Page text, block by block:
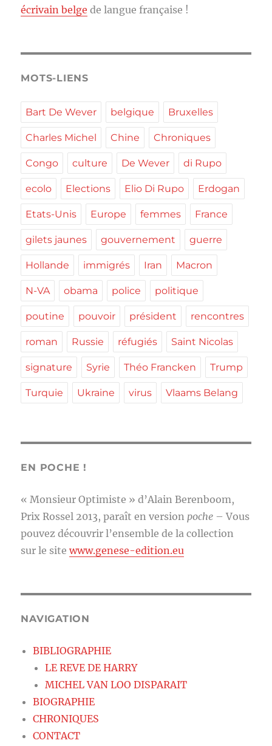
écrivain belge de langue française !
MOTS-LIENS
Bart De Wever belgique Bruxelles
Charles Michel Chine Chroniques
Congo culture De Wever di Rupo
ecolo Elections Elio Di Rupo Erdogan
Etats-Unis Europe femmes France
gilets jaunes gouvernement guerre
Hollande immigrés Iran Macron
N-VA obama police politique
poutine pouvoir président rencontres
roman Russie réfugiés Saint Nicolas
signature Syrie Théo Francken Trump
Turquie Ukraine virus Vlaams Belang
EN POCHE !
« Monsieur Optimiste » d’Alain Berenboom,
Prix Rossel 2013, paraît en version poche – Vous
pouvez découvrir l’ensemble de la collection
sur le sitewww.genese-edition.eu
NAVIGATION
BIBLIOGRAPHIE
LE REVE DE HARRY
MICHEL VAN LOO DISPARAIT
BIOGRAPHIE
CHRONIQUES
CONTACT